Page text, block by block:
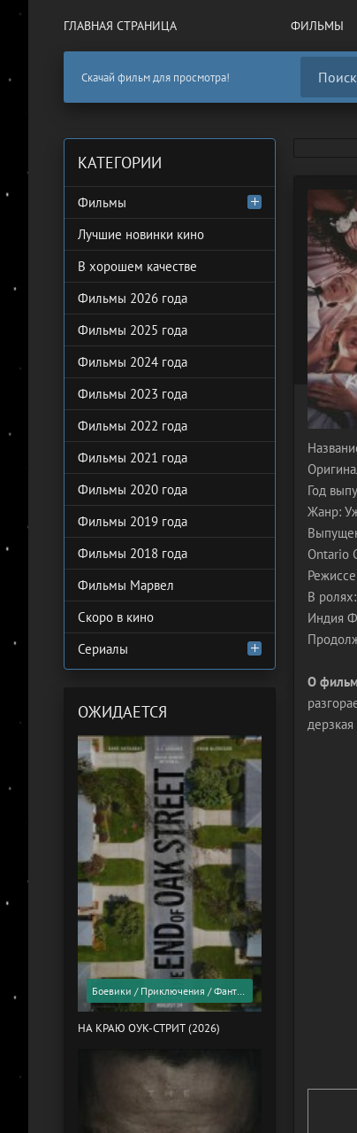
ГЛАВНАЯ СТРАНИЦА ФИЛЬМЫ
Скачай фильм для просмотра!
Год
Жанр:
Ontario
В
Индия
О
КАТЕГОРИИ
Фильмы
Лучшие новинки кино
В хорошем качестве
Фильмы 2026 года
Фильмы 2025 года
Фильмы 2024 года
Фильмы 2023 года
Фильмы 2022 года
Фильмы 2021 года
Фильмы 2020 года
Фильмы 2019 года
Фильмы 2018 года
Фильмы Марвел
Скоро в кино
Сериалы
ОЖИДАЕТСЯ
Боевики / Приключения / Фантастика / Фильмы 2026 года / Скоро в кино
НА КРАЮ ОУК-СТРИТ (2026)